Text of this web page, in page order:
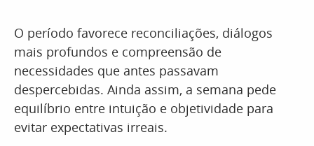
O período favorece reconciliações, diálogos
mais profundos e compreensão de
necessidades que antes passavam
despercebidas. Ainda assim, a semana pede
equilíbrio entre intuição e objetividade para
evitar expectativas irreais.